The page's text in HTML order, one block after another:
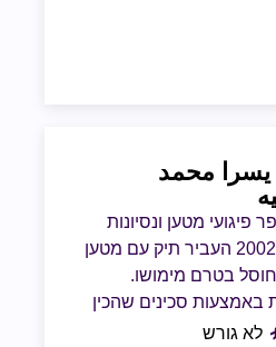
يسرا محمد
מטען ונסיונות
להוציא פיגועי התאבדות. בספטמבר 2002 העביר תיק עם מטען
בטרם מימושו.
באמצעות סכינים שהכין
לא גורש